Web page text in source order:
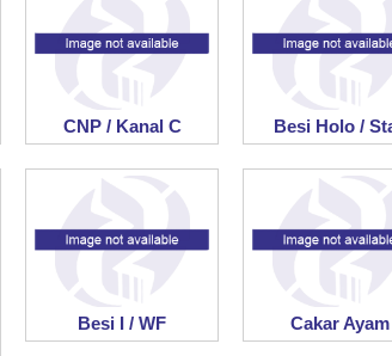
CNP / Kanal C Besi Holo /
Besi I / WF Cakar Ayam